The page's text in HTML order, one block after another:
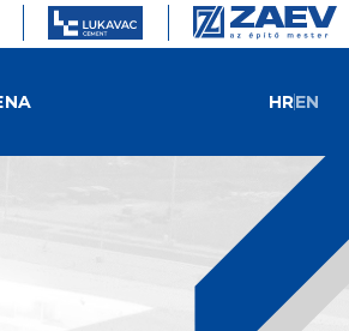
HREN